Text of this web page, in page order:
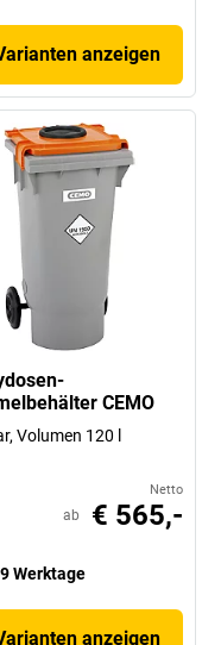
anzeigen
CEMO
Volumen 120 l
Netto
ab € 565,-
Werktage
anzeigen